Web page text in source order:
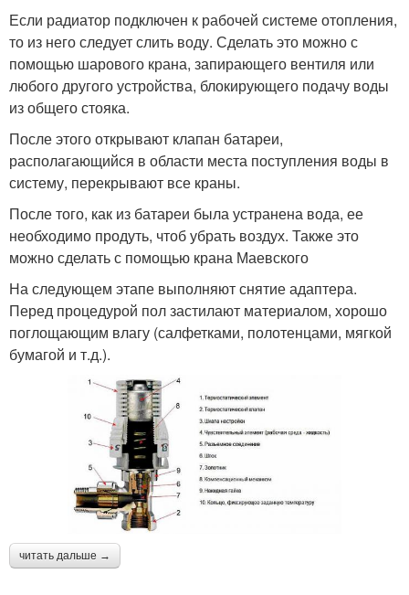
Если радиатор подключен к рабочей системе отопления,
то из него следует слить воду. Сделать это можно с
помощью шарового крана, запирающего вентиля или
любого другого устройства, блокирующего подачу воды
из общего стояка.
После этого открывают клапан батареи,
располагающийся в области места поступления воды в
систему, перекрывают все краны.
После того, как из батареи была устранена вода, ее
необходимо продуть, чтоб убрать воздух. Также это
можно сделать с помощью крана Маевского
На следующем этапе выполняют снятие адаптера.
Перед процедурой пол застилают материалом, хорошо
поглощающим влагу (салфетками, полотенцами, мягкой
бумагой и т.д.).
читать дальше →